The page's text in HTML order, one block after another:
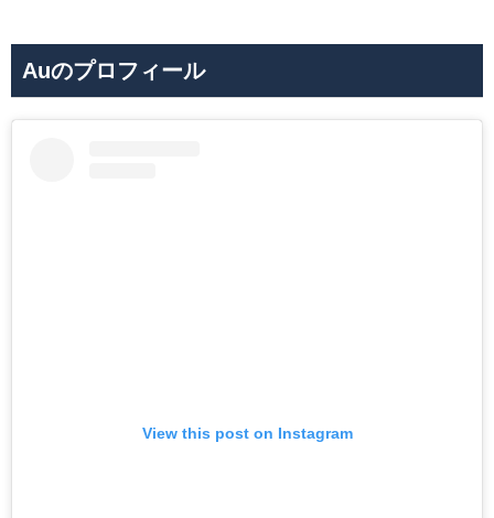
Auのプロフィール
View this post on Instagram